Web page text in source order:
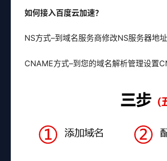
如何接入百度云加速？
NS方式–到域名服务商修改NS服务器地
CNAME方式–到您的域名解析管理设置